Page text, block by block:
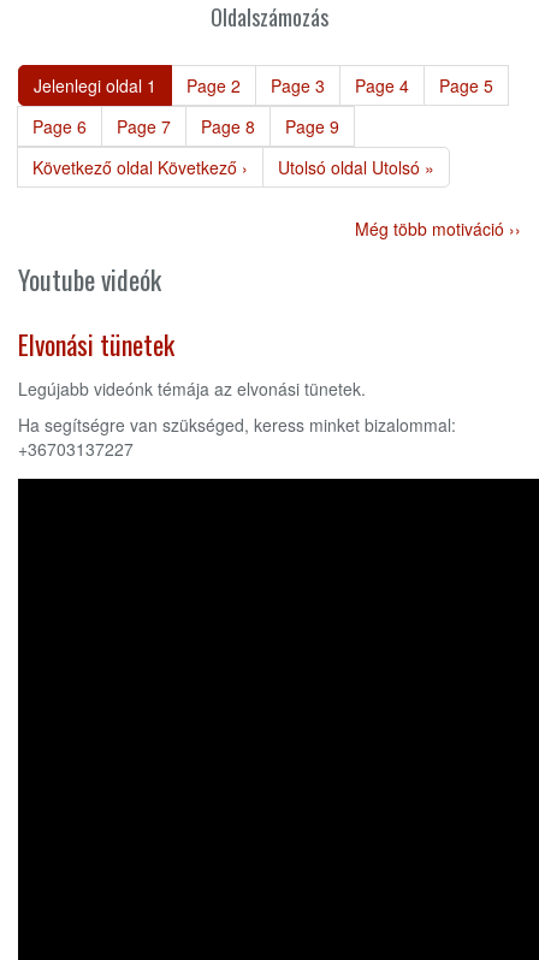
Oldalszámozás
Jelenlegi oldal 1 Page 2 Page 3 Page 4 Page 5
Page 6 Page 7 Page 8 Page 9
Következő oldal Következő › Utolsó oldal Utolsó »
Még több motiváció ››
Youtube videók
Elvonási tünetek
Legújabb videónk témája az elvonási tünetek.
Ha segítségre van szükséged, keress minket bizalommal:
+36703137227